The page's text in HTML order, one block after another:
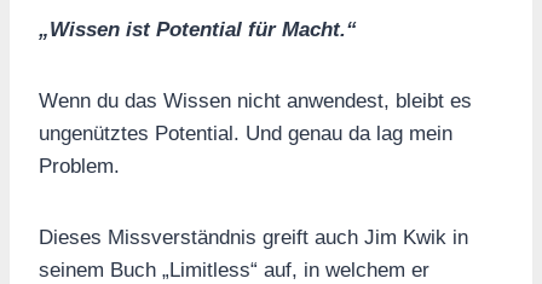
„Wissen ist Potential für Macht.“
Wenn du das Wissen nicht anwendest, bleibt es
ungenütztes Potential. Und genau da lag mein
Problem.
Dieses Missverständnis greift auch Jim Kwik in
seinem Buch „Limitless“ auf, in welchem er